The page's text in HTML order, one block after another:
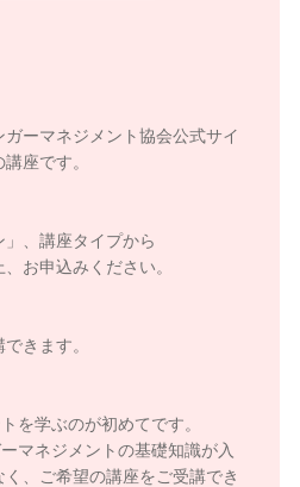
ガーマネジメント協会公式サイ
座です。
、講座タイプから
お申込みください。
きます。
を学ぶのが初めてです。
マネジメントの基礎知識が入
、ご希望の講座をご受講でき